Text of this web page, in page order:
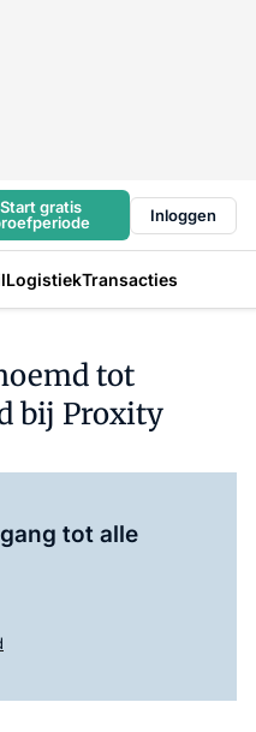
Start gratis
Inloggen
LogistiekTransacties
tot
bij Proxity
tot alle